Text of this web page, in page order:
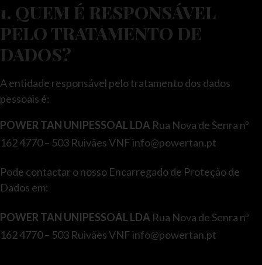
1. QUEM É RESPONSÁVEL
PELO TRATAMENTO DE
DADOS?
A entidade responsável pelo tratamento dos dados
pessoais é:
POWER TAN UNIPESSOAL LDA Rua Nova de Senra nº
162 4770 – 503 Ruivães VNF info@powertan.pt
Pode contactar o nosso Encarregado de Proteção de
Dados em:
POWER TAN UNIPESSOAL LDA Rua Nova de Senra nº
162 4770 – 503 Ruivães VNF info@powertan.pt